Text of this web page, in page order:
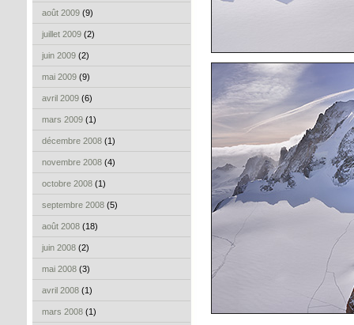
août 2009 (9)
juillet 2009 (2)
juin 2009 (2)
mai 2009 (9)
avril 2009 (6)
mars 2009 (1)
décembre 2008 (1)
novembre 2008 (4)
octobre 2008 (1)
septembre 2008 (5)
août 2008 (18)
juin 2008 (2)
mai 2008 (3)
avril 2008 (1)
mars 2008 (1)